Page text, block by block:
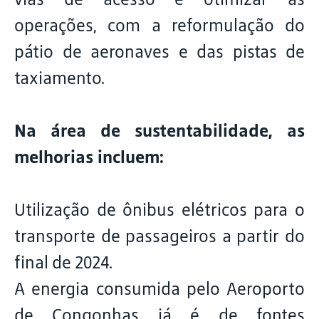
operações, com a reformulação do
pátio de aeronaves e das pistas de
taxiamento.
Na área de sustentabilidade, as
melhorias incluem:
Utilização de ônibus elétricos para o
transporte de passageiros a partir do
final de 2024.
A energia consumida pelo Aeroporto